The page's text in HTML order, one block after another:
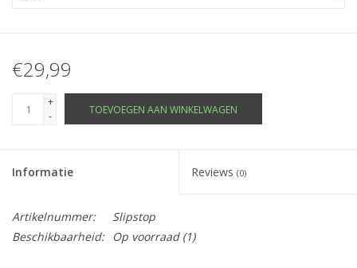
€29,99
+
-
TOEVOEGEN AAN WINKELWAGEN
Informatie Reviews (0)
Artikelnummer:
Slipstop
Beschikbaarheid:
Op voorraad(1)